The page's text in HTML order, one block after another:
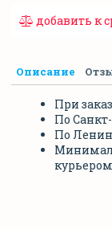
добавить к
Описание
При
По
По
курьером